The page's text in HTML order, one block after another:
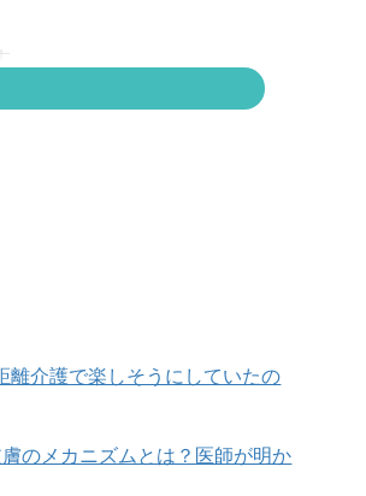
離介護で楽しそうにしていたの
のメカニズムとは？医師が明か